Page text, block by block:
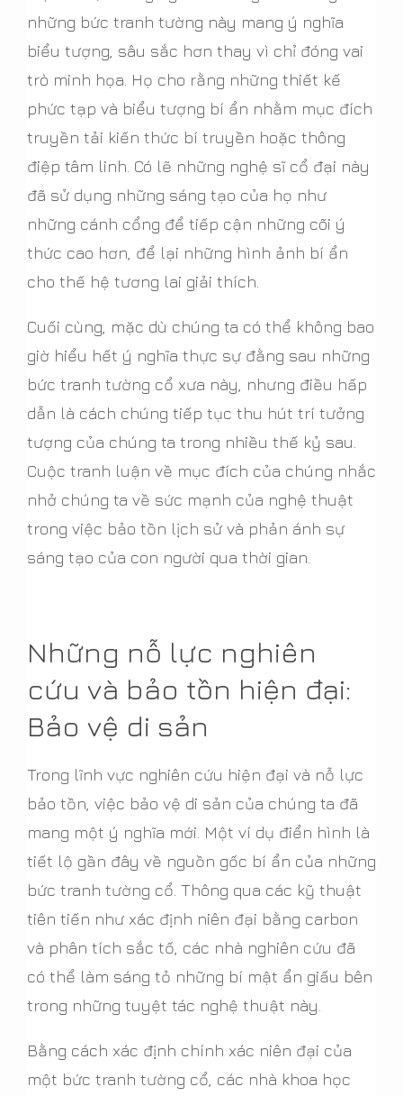
những bức tranh tường này mang ý nghĩa
biểu tượng, sâu sắc hơn thay vì chỉ đóng vai
trò minh họa. Họ cho rằng những thiết kế
phức tạp và biểu tượng bí ẩn nhằm mục đích
truyền tải kiến thức bí truyền hoặc thông
điệp tâm linh. Có lẽ những nghệ sĩ cổ đại này
đã sử dụng những sáng tạo của họ như
những cánh cổng để tiếp cận những cõi ý
thức cao hơn, để lại những hình ảnh bí ẩn
cho thế hệ tương lai giải thích.
Cuối cùng, mặc dù chúng ta có thể không bao
giờ hiểu hết ý nghĩa thực sự đằng sau những
bức tranh tường cổ xưa này, nhưng điều hấp
dẫn là cách chúng tiếp tục thu hút trí tưởng
tượng của chúng ta trong nhiều thế kỷ sau.
Cuộc tranh luận về mục đích của chúng nhắc
nhở chúng ta về sức mạnh của nghệ thuật
trong việc bảo tồn lịch sử và phản ánh sự
sáng tạo của con người qua thời gian.
Những nỗ lực nghiên
cứu và bảo tồn hiện đại:
Bảo vệ di sản
Trong lĩnh vực nghiên cứu hiện đại và nỗ lực
bảo tồn, việc bảo vệ di sản của chúng ta đã
mang một ý nghĩa mới. Một ví dụ điển hình là
tiết lộ gần đây về nguồn gốc bí ẩn của những
bức tranh tường cổ. Thông qua các kỹ thuật
tiên tiến như xác định niên đại bằng carbon
và phân tích sắc tố, các nhà nghiên cứu đã
có thể làm sáng tỏ những bí mật ẩn giấu bên
trong những tuyệt tác nghệ thuật này.
Bằng cách xác định chính xác niên đại của
một bức tranh tường cổ, các nhà khoa học